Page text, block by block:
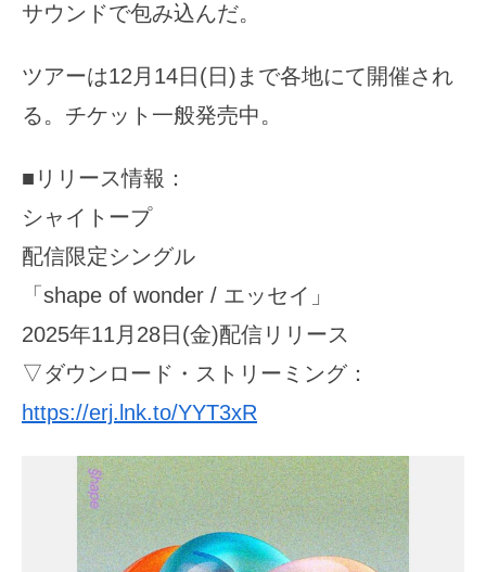
サウンドで包み込んだ。
ツアーは12月14日(日)まで各地にて開催され
る。チケット一般発売中。
■リリース情報：
シャイトープ
配信限定シングル
「shape of wonder / エッセイ」
2025年11月28日(金)配信リリース
▽ダウンロード・ストリーミング：
https://erj.lnk.to/YYT3xR